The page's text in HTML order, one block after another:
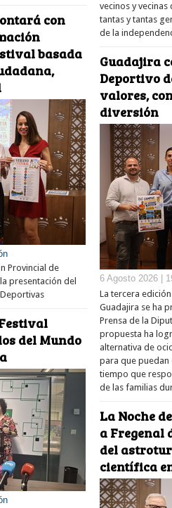
con
basada
Provincial de
presentación del
del Mundo
vecinos y
tantas y tantas
de la
Guadajira
Deportivo
valores,
diversión
6 Agosto 2026 |
La tercera
Guadajira se ha
Prensa de la
propuesta ha
alternativa de
para que puedan
tiempo que
de las familias
La Noche
a Fregenal
del
científica